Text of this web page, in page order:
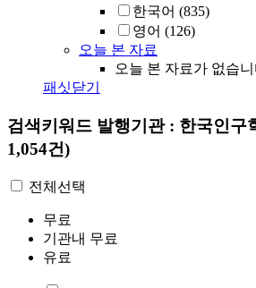
한국어 (835)
영어 (126)
오늘 본 자료
오늘 본 자료가 없습
패싯닫기
검색키워드 발행기관 : 한국인구
1,054건)
전체선택
무료
기관내 무료
유료